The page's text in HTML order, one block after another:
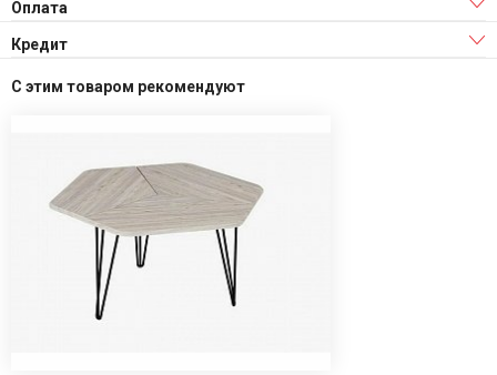
Оплата
Кредит
С этим товаром рекомендуют